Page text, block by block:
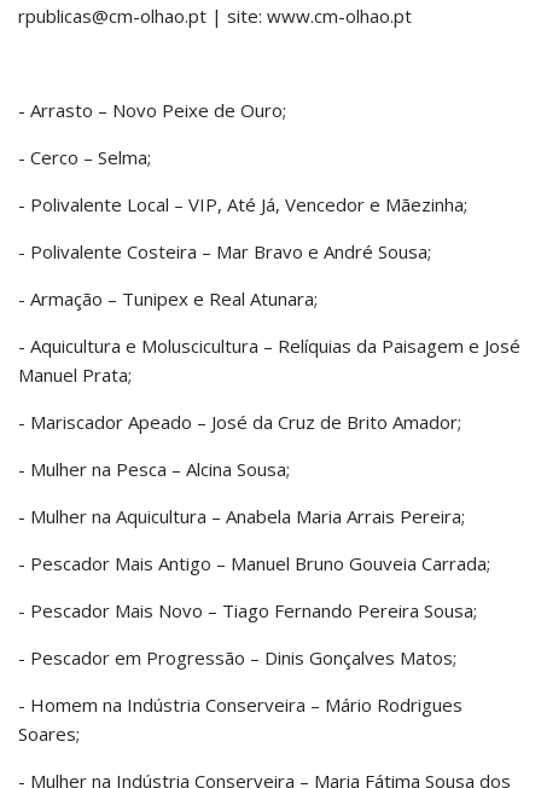
rpublicas@cm-olhao.pt | site: www.cm-olhao.pt
- Arrasto – Novo Peixe de Ouro;
- Cerco – Selma;
- Polivalente Local – VIP, Até Já, Vencedor e Mãezinha;
- Polivalente Costeira – Mar Bravo e André Sousa;
- Armação – Tunipex e Real Atunara;
- Aquicultura e Moluscicultura – Relíquias da Paisagem e José
Manuel Prata;
- Mariscador Apeado – José da Cruz de Brito Amador;
- Mulher na Pesca – Alcina Sousa;
- Mulher na Aquicultura – Anabela Maria Arrais Pereira;
- Pescador Mais Antigo – Manuel Bruno Gouveia Carrada;
- Pescador Mais Novo – Tiago Fernando Pereira Sousa;
- Pescador em Progressão – Dinis Gonçalves Matos;
- Homem na Indústria Conserveira – Mário Rodrigues
Soares;
- Mulher na Indústria Conserveira – Maria Fátima Sousa dos